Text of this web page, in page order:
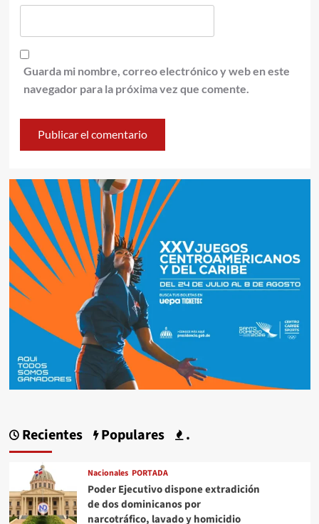
Guarda mi nombre, correo electrónico y web en este
navegador para la próxima vez que comente.
Recientes Populares .
Nacionales PORTADA
Poder Ejecutivo dispone extradición
de dos dominicanos por
narcotráfico, lavado y homicidio